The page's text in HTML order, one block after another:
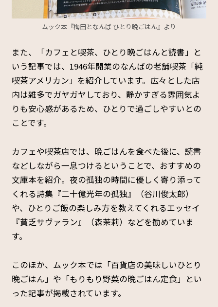
ムック本『梅田となんば ひとり晩ごはん』より
また、「カフェと喫茶、ひとり晩ごはんと読書」と
いう記事では、1946年開業のなんばの老舗喫茶「純
喫茶アメリカン」を紹介しています。広々とした店
内は雑多でガヤガヤしており、静かすぎる雰囲気よ
りも安心感があるため、ひとりで過ごしやすいとの
ことです。
カフェや喫茶店では、晩ごはんを食べた後に、読書
などしながら一息つけるということで、おすすめの
文庫本を紹介。夜の孤独の時間に優しく寄り添って
くれる詩集『二十億光年の孤独』（谷川俊太郎）
や、ひとりご飯の楽しみ方を教えてくれるエッセイ
『貧乏サヴァラン』（森茉莉）などを勧めていま
す。
このほか、ムック本では「百貨店の美味しいひとり
晩ごはん」や「もりもり野菜の晩ごはん定食」とい
った記事が掲載されています。